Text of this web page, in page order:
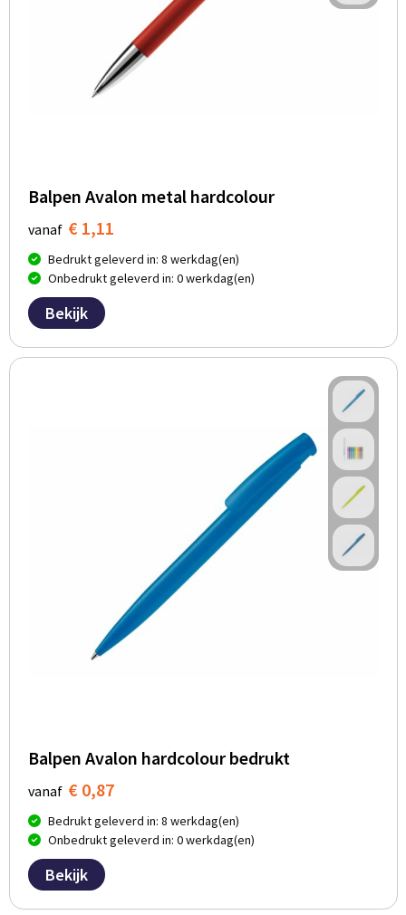
Balpen Avalon metal hardcolour
vanaf € 1,11
Bedrukt geleverd in: 8 werkdag(en)
Onbedrukt geleverd in: 0 werkdag(en)
Bekijk
Balpen Avalon hardcolour bedrukt
vanaf € 0,87
Bedrukt geleverd in: 8 werkdag(en)
Onbedrukt geleverd in: 0 werkdag(en)
Bekijk